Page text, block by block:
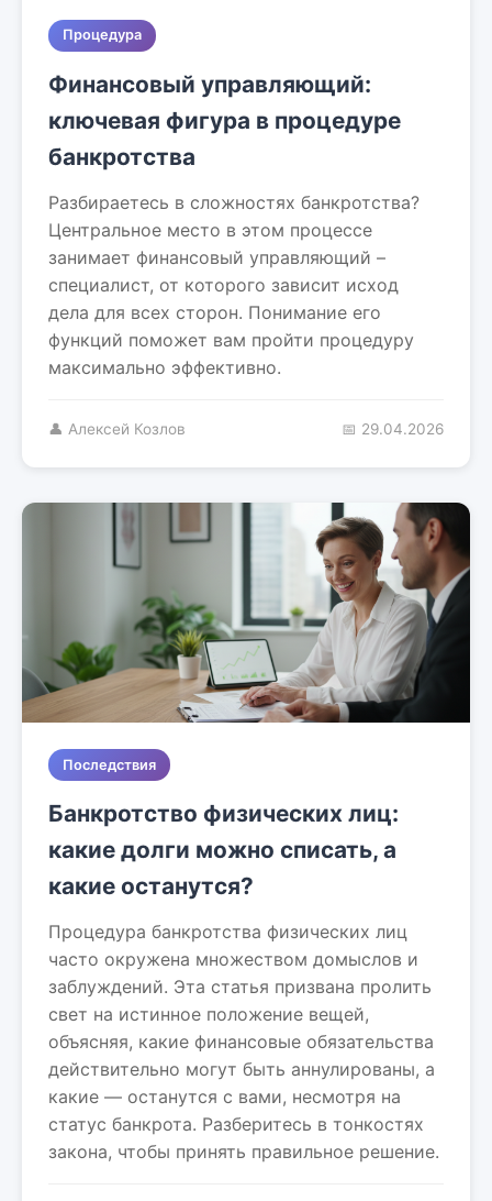
Процедура
Финансовый управляющий:
ключевая фигура в процедуре
банкротства
Разбираетесь в сложностях банкротства?
Центральное место в этом процессе
занимает финансовый управляющий –
специалист, от которого зависит исход
дела для всех сторон. Понимание его
функций поможет вам пройти процедуру
максимально эффективно.
👤 Алексей Козлов 📅 29.04.2026
Последствия
Банкротство физических лиц:
какие долги можно списать, а
какие останутся?
Процедура банкротства физических лиц
часто окружена множеством домыслов и
заблуждений. Эта статья призвана пролить
свет на истинное положение вещей,
объясняя, какие финансовые обязательства
действительно могут быть аннулированы, а
какие — останутся с вами, несмотря на
статус банкрота. Разберитесь в тонкостях
закона, чтобы принять правильное решение.